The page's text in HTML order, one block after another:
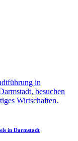
in Darmstadt